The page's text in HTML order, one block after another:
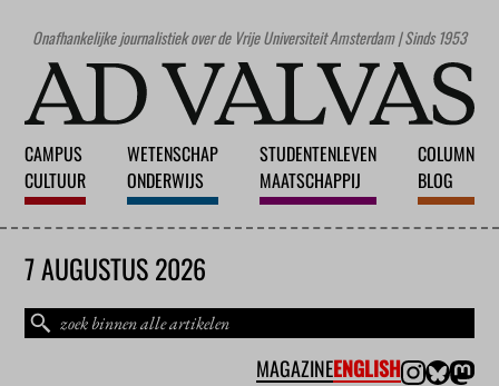
Onafhankelijke journalistiek over de Vrije Universiteit Amsterdam | Sinds 1953
CAMPUS
CULTUUR
WETENSCHAP
ONDERWIJS
STUDENTENLEVEN
MAATSCHAPPIJ
COLUMN
BLOG
7 AUGUSTUS 2026
MAGAZINEENGLISH